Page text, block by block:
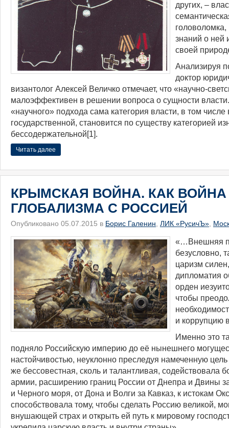
других, ‒
знаний о ней
своей
Анализируя
доктор
византолог Алексей Величко отмечает, что «научно-
малоэффективен в решении вопроса о сущности
«научного» подхода сама категория власти, в том числе
государственной, становится по существу категорией
бессодержательной[1].
Читать далее
КРЫМСКАЯ ВОЙНА. КАК
ГЛОБАЛИЗМА С РОССИЕЙ
Опубликовано 05.07.2015 в Борис Галенин ЛИК «РусичЪ»
«…Внешняя
безусловно,
царизм
дипломатия
орден
чтобы
и коррупцию
Именно это
подняло Российскую империю до её нынешнего
настойчивостью, неуклонно преследуя намеченную
же бессовестная, сколь и талантливая, содействовала
армии, расширению границ России от Днепра и Двины
и Черного моря, от Дона и Волги за Кавказ, к истокам
способствовала тому, чтобы сделать Россию великой,
внушающей страх и открыть ей путь к мировому